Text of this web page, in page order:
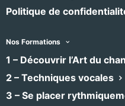
Politique de
Nos Formations
1 – Découvrir l’Art du
2 – Techniques vocales
3 – Se placer
La